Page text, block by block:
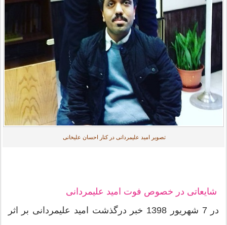
تصویر امید علیمردانی در کنار احسان علیخانی
شایعاتی در خصوص فوت امید علیمردانی
در 7 شهریور 1398 خبر درگذشت امید علیمردانی بر اثر